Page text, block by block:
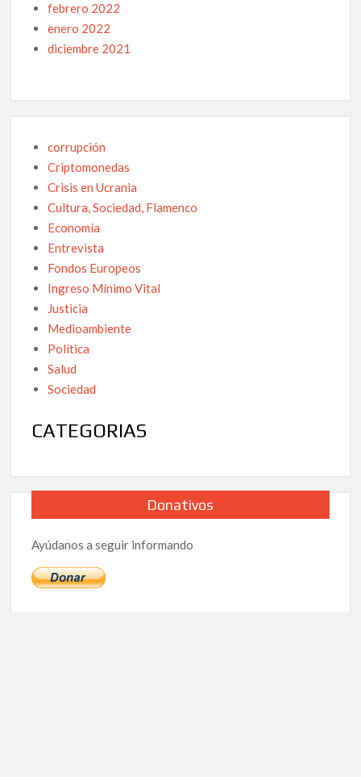
febrero 2022
enero 2022
diciembre 2021
corrupción
Criptomonedas
Crisis en Ucrania
Cultura, Sociedad, Flamenco
Economía
Entrevista
Fondos Europeos
Ingreso Mínimo Vital
Justicia
Medioambiente
Política
Salud
Sociedad
CATEGORIAS
Donativos
Ayúdanos a seguir informando